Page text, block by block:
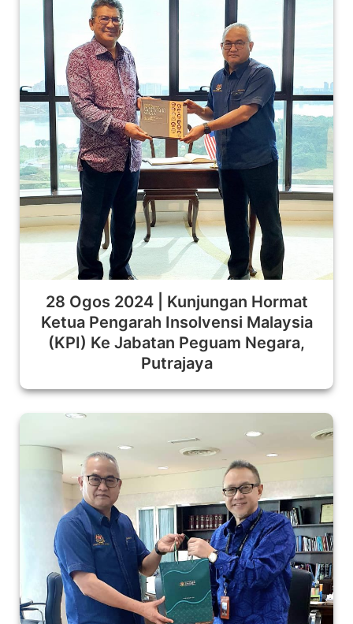
28 Ogos 2024 | Kunjungan Hormat
Ketua Pengarah Insolvensi Malaysia
(KPI) Ke Jabatan Peguam Negara,
Putrajaya